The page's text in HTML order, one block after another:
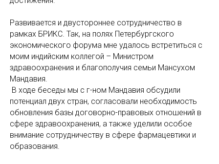
Развивается и двустороннее сотрудничество в
рамках БРИКС. Так, на полях Петербургского
экономического форума мне удалось встретиться с
моим индийским коллегой – Министром
здравоохранения и благополучия семьи Мансухом
Мандавия.
В ходе беседы мы с г-ном Мандавия обсудили
потенциал двух стран, согласовали необходимость
обновления базы договорно-правовых отношений в
сфере здравоохранения, а также уделили особое
внимание сотрудничеству в сфере фармацевтики и
образования.